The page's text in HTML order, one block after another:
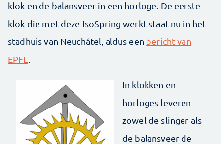
klok en de balansveer in een horloge. De eerste
klok die met deze IsoSpring werkt staat nu in het
stadhuis van Neuchâtel, aldus een bericht van
EPFL .
In klokken en
horloges leveren
zowel de slinger als
de balansveer de